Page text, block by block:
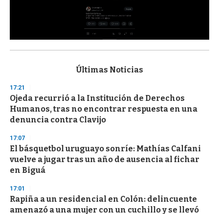
s
d
s
o
f
3
s
e
c
o
n
Últimas Noticias
17:21
Ojeda recurrió a la Institución de Derechos
Humanos, tras no encontrar respuesta en una
denuncia contra Clavijo
17:07
El básquetbol uruguayo sonríe: Mathías Calfani
vuelve a jugar tras un año de ausencia al fichar
en Biguá
17:01
Rapiña a un residencial en Colón: delincuente
amenazó a una mujer con un cuchillo y se llevó